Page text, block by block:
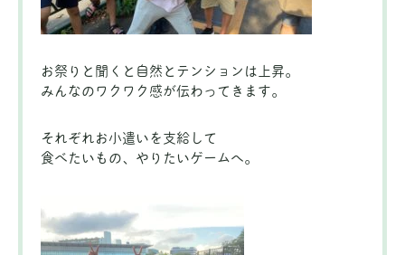
お祭りと聞くと自然とテンションは上昇。
みんなのワクワク感が伝わってきます。
それぞれお小遣いを支給して
食べたいもの、やりたいゲームへ。